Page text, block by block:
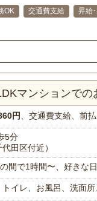
OK 交通費支給 昇給
マンションでの
円 、交通費支給、前
5分
代田区付近）
間で1時間〜、好きな
トイレ、お風呂、洗面